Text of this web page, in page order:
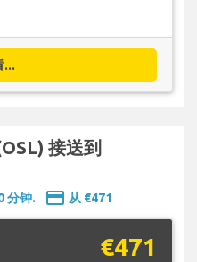
...
接送到
分钟. payment 从 €471
€471